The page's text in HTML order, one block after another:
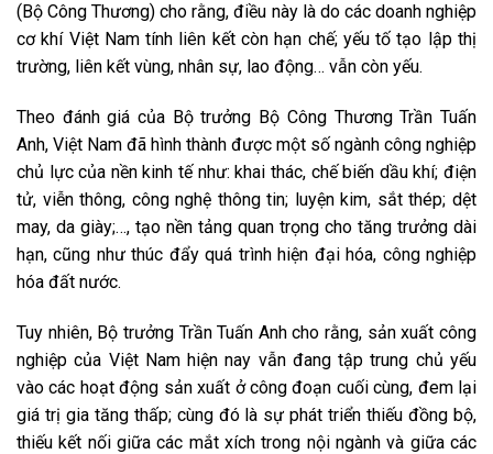
(Bộ Công Thương) cho rằng, điều này là do các doanh nghiệp
cơ khí Việt Nam tính liên kết còn hạn chế; yếu tố tạo lập thị
trường, liên kết vùng, nhân sự, lao động… vẫn còn yếu.
Theo đánh giá của Bộ trưởng Bộ Công Thương Trần Tuấn
Anh, Việt Nam đã hình thành được một số ngành công nghiệp
chủ lực của nền kinh tế như: khai thác, chế biến dầu khí; điện
tử, viễn thông, công nghệ thông tin; luyện kim, sắt thép; dệt
may, da giày;…, tạo nền tảng quan trọng cho tăng trưởng dài
hạn, cũng như thúc đẩy quá trình hiện đại hóa, công nghiệp
hóa đất nước.
Tuy nhiên, Bộ trưởng Trần Tuấn Anh cho rằng, sản xuất công
nghiệp của Việt Nam hiện nay vẫn đang tập trung chủ yếu
vào các hoạt động sản xuất ở công đoạn cuối cùng, đem lại
giá trị gia tăng thấp; cùng đó là sự phát triển thiếu đồng bộ,
thiếu kết nối giữa các mắt xích trong nội ngành và giữa các